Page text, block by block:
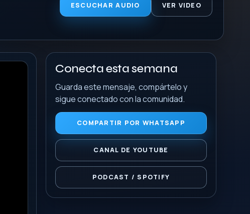
ESCUCHAR AUDIO VER VIDEO
Conecta esta semana
Guarda este mensaje, compártelo y
sigue conectado con la comunidad.
COMPARTIR POR WHATSAPP
CANAL DE YOUTUBE
PODCAST / SPOTIFY